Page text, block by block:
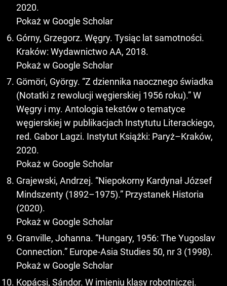
2020.
Pokaż w Google Scholar
Górny, Grzegorz. Węgry. Tysiąc lat samotności.
Kraków: Wydawnictwo AA, 2018.
Pokaż w Google Scholar
Gömöri, György. “Z dziennika naocznego świadka
(Notatki z rewolucji węgierskiej 1956 roku).” W
Węgry i my. Antologia tekstów o tematyce
węgierskiej w publikacjach Instytutu Literackiego,
red. Gabor Lagzi. Instytut Książki: Paryż–Kraków,
2020.
Pokaż w Google Scholar
Grajewski, Andrzej. “Niepokorny Kardynał József
Mindszenty (1892–1975).” Przystanek Historia
(2020).
Pokaż w Google Scholar
Granville, Johanna. “Hungary, 1956: The Yugoslav
Connection.” Europe-Asia Studies 50, nr 3 (1998).
Pokaż w Google Scholar
Kopácsi, Sándor. W imieniu klasy robotniczej.